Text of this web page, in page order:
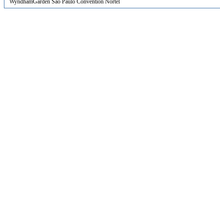
WyndhamGarden São Paulo Convention Nortel